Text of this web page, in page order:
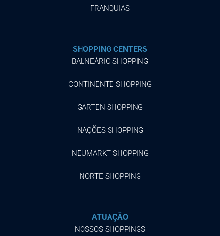
FRANQUIAS
SHOPPING CENTERS
BALNEÁRIO SHOPPING
CONTINENTE SHOPPING
GARTEN SHOPPING
NAÇÕES SHOPPING
NEUMARKT SHOPPING
NORTE SHOPPING
ATUAÇÃO
NOSSOS SHOPPINGS